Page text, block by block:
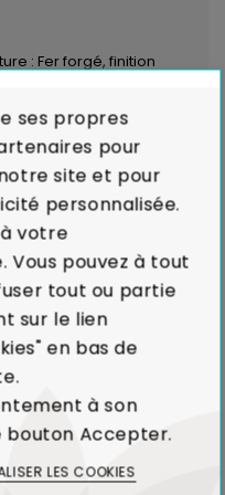
: Fer forgé, finition
en verre trempé,
sur panneau de
spécialisés :
ou Remboursé
cas de défaut majeur
par rapport
aussitôt votre
ses propres
pour
site et pour
personnalisée.
votre
pouvez à tout
tout ou partie
sur le lien
en bas de
à son
bouton Accepter.
LES COOKIES